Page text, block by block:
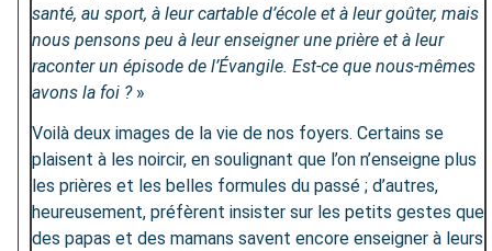
santé, au sport, à leur cartable d’école et à leur goûter, mais
nous pensons peu à leur enseigner une prière et à leur
raconter un épisode de l’Évangile. Est-ce que nous-mêmes
avons la foi ? »
Voilà deux images de la vie de nos foyers. Certains se
plaisent à les noircir, en soulignant que l’on n’enseigne plus
les prières et les belles formules du passé ; d’autres,
heureusement, préfèrent insister sur les petits gestes que
des papas et des mamans savent encore enseigner à leurs